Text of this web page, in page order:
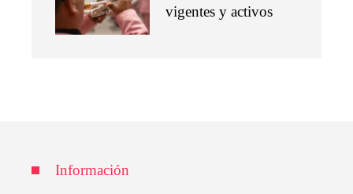
vigentes y activos
Información